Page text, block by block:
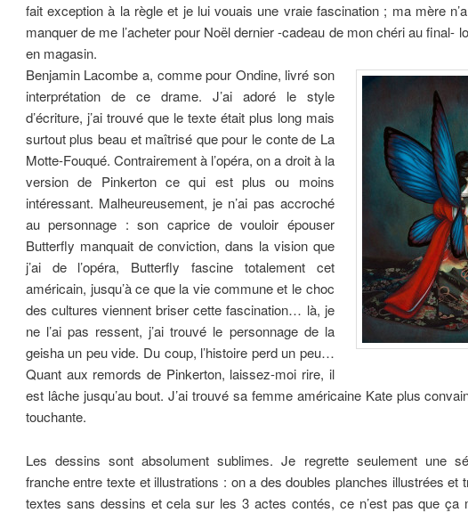
fait exception à la règle et je lui vouais une vraie fascination ; ma mère
manquer de me l’acheter pour Noël dernier -cadeau de mon chéri au final-
en magasin.
Benjamin Lacombe a, comme pour Ondine, livré son
interprétation de ce drame. J’ai adoré le style
d’écriture, j’ai trouvé que le texte était plus long mais
surtout plus beau et maîtrisé que pour le conte de La
Motte-Fouqué. Contrairement à l’opéra, on a droit à la
version de Pinkerton ce qui est plus ou moins
intéressant. Malheureusement, je n’ai pas accroché
au personnage : son caprice de vouloir épouser
Butterfly manquait de conviction, dans la vision que
j’ai de l’opéra, Butterfly fascine totalement cet
américain, jusqu’à ce que la vie commune et le choc
des cultures viennent briser cette fascination… là, je
ne l’ai pas ressent, j’ai trouvé le personnage de la
geisha un peu vide. Du coup, l’histoire perd un peu…
Quant aux remords de Pinkerton, laissez-moi rire, il
est lâche jusqu’au bout. J’ai trouvé sa femme américaine Kate plus
touchante.
Les dessins sont absolument sublimes. Je regrette seulement une
franche entre texte et illustrations : on a des doubles planches illustrées et
textes sans dessins et cela sur les 3 actes contés, ce n’est pas que ça